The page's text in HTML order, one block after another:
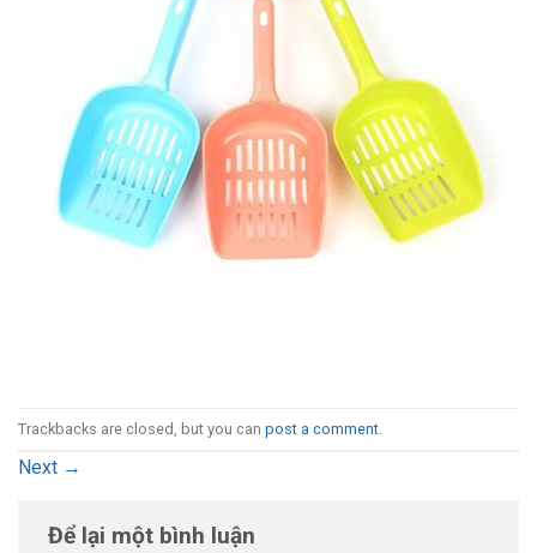
Trackbacks are closed, but you can post a comment
Next →
Để lại một bình luận